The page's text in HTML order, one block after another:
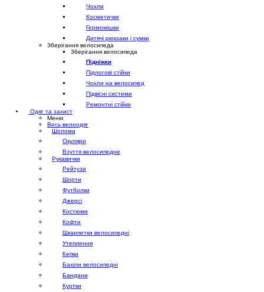
Чохли
Косметички
Гермомішки
Дитячі рюкзаки і сумки
Зберігання велосипеда
Зберігання велосипеда
Підніжки
Підлогові стійки
Чохли на велосипед
Підвісні системи
Ремонтні стійки
Одяг та захист
Меню
Весь велоодяг
Шоломи
Окуляри
Взуття велосипедне
Рукавички
Рейтузи
Шорти
Футболки
Джерсі
Костюми
Кофти
Шкарпетки велосипедні
Утеплення
Кепки
Бахіли велосипедні
Бандани
Куртки